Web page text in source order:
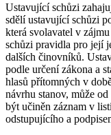
Ustavující schůzi
sdělí ustavující schůzi
která svolavatel v
schůzi pravidla pro její
dalších činovníků.
podle určení zákona a
hlasů přítomných v
návrhu stanov, může
být učiněn záznam v
odstupujícího a